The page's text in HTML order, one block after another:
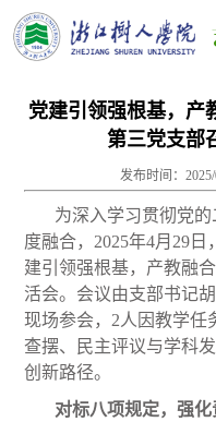
党建引领强根基，
第三党支部
发布时间：
为深入学习贯彻党
度融合，2025年4月29
建引领强根基，产教融
活会。会议由支部书记
现场参会，2人因教学任
查摆、民主评议与学科
创新路径。
对标八项规定，强化